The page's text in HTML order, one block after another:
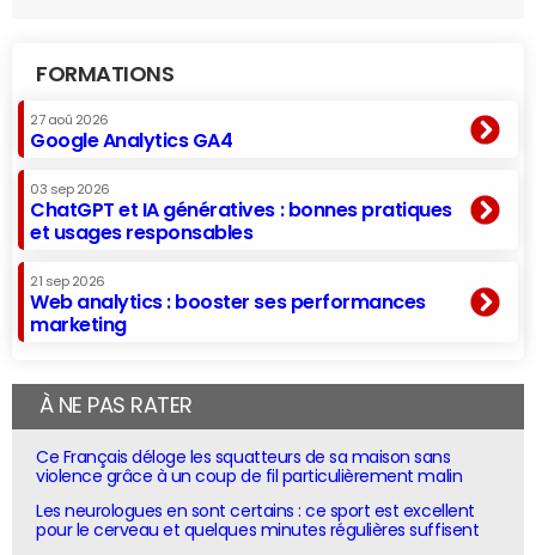
FORMATIONS
27 aoû 2026
Google Analytics GA4
03 sep 2026
ChatGPT et IA génératives : bonnes pratiques
et usages responsables
21 sep 2026
Web analytics : booster ses performances
marketing
À NE PAS RATER
Ce Français déloge les squatteurs de sa maison sans
violence grâce à un coup de fil particulièrement malin
Les neurologues en sont certains : ce sport est excellent
pour le cerveau et quelques minutes régulières suffisent